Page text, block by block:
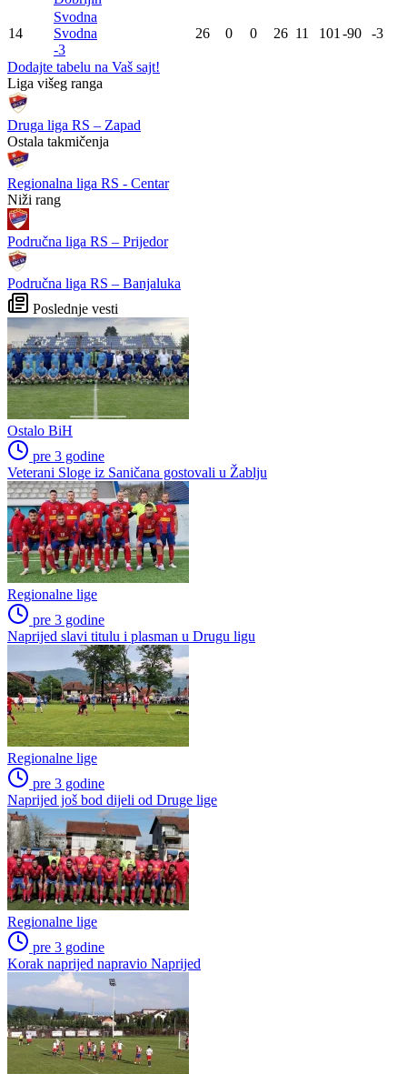
14
Svodna
Svodna
-3
26 0 0 26 11 101 -90 -3
Dodajte tabelu na Vaš sajt!
WEB PREPORUKE
Ažurirana ATP lista: Damir
Džumhur pao dvije pozicije,
Alcaraz se vratio na drugo
mjesto
Đoković u potpuno
neočekivanom izdanju:
Popeo se na pozornicu te
pokazao plesno umijeće
Ponešto starog i u novoj
sezoni: VAR već u centru
pažnje, favoriti tijesno ili
nikako
Liga višeg ranga
Druga liga RS – Zapad
Ostala takmičenja
Regionalna liga RS - Centar
Niži rang
Područna liga RS – Prijedor
Područna liga RS – Banjaluka
Poslednje vesti
Ostalo BiH
pre 3 godine
Veterani Sloge iz Saničana gostovali u Žablju
Regionalne lige
pre 3 godine
Naprijed slavi titulu i plasman u Drugu ligu